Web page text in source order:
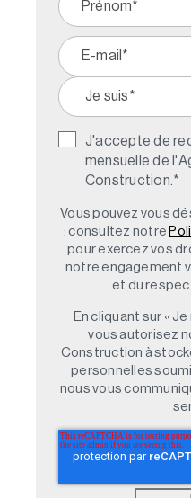
J'accepte de
mensuelle de
Construction. *
Vous pouvez vous
: consultez notre
pour exercez vos
notre engagement
et du
En cliquant sur «
vous autorisez
Construction à
personnelles
nous vous